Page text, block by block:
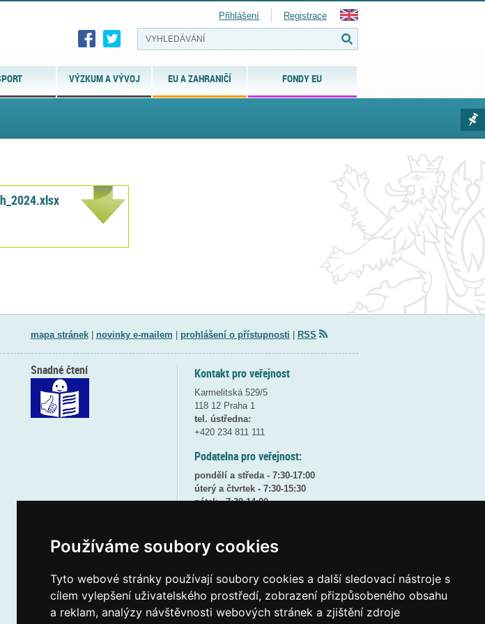
Používáme soubory cookies
Tyto webové stránky používají soubory cookies a další sledovací nástroje s
cílem vylepšení uživatelského prostředí, zobrazení přizpůsobeného obsahu
a reklam, analýzy návštěvnosti webových stránek a zjištění zdroje
VÝZKUM A VÝVOJ EU A ZAHRANIČÍ FONDY EU
Přihlášení Registrace
mapa stránek| novinky e-mailem prohlášení o přístupnosti RSS
Kontakt pro veřejnost
Karmelitská 529/5
118 12 Praha 1
tel. ústředna:
+420 234 811 111
Podatelna pro veřejnost:
pondělí a středa - 7:30-17:00
úterý a čtvrtek - 7:30-15:30
pátek - 7:30-14:00
(více informacíZDE)
posta@msmtgovcz
ID datové schránky: vidaawt
Snadné čtení